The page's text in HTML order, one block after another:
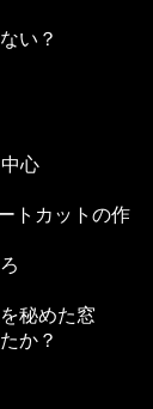
い？
心
トカットの作
秘めた窓
か？